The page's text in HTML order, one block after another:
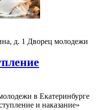
д. 1 Дворец молодежи
в Екатеринбурге
и наказание»